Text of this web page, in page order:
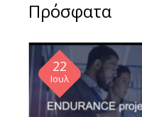
Πρόσφατα
22
Ιουλ